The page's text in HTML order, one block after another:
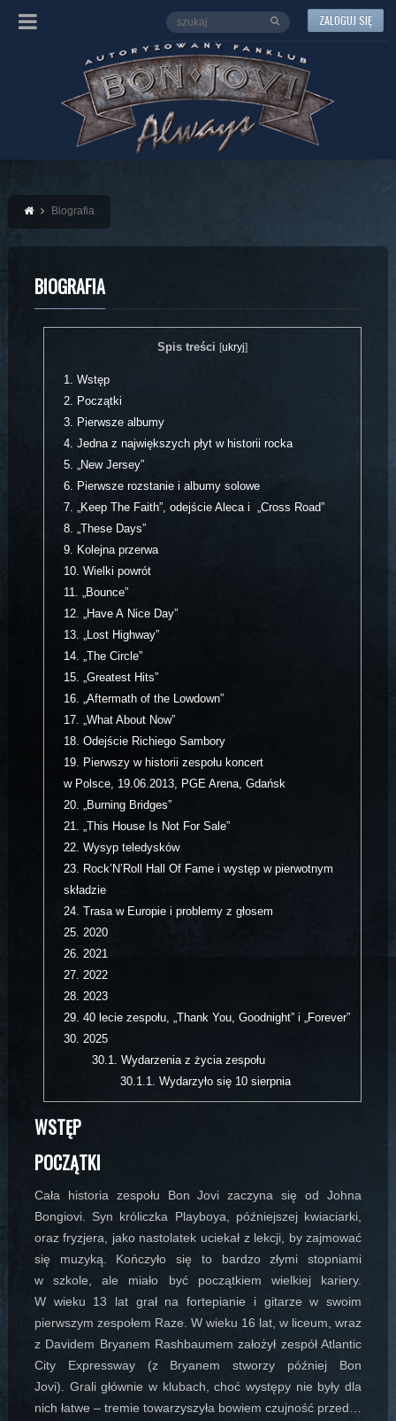
ZALOGUJ SIĘ
Biografia
BIOGRAFIA
Spis treści [ukryj]
1. Wstęp
2. Początki
3. Pierwsze albumy
4. Jedna z największych płyt w historii rocka
5. „New Jersey”
6. Pierwsze rozstanie i albumy solowe
7. „Keep The Faith”, odejście Aleca i „Cross Road”
8. „These Days”
9. Kolejna przerwa
10. Wielki powrót
11. „Bounce”
12. „Have A Nice Day”
13. „Lost Highway”
14. „The Circle”
15. „Greatest Hits”
16. „Aftermath of the Lowdown”
17. „What About Now”
18. Odejście Richiego Sambory
19. Pierwszy w historii zespołu koncert
w Polsce, 19.06.2013, PGE Arena, Gdańsk
20. „Burning Bridges”
21. „This House Is Not For Sale”
22. Wysyp teledysków
23. Rock’N’Roll Hall Of Fame i występ w pierwotnym
składzie
24. Trasa w Europie i problemy z głosem
25. 2020
26. 2021
27. 2022
28. 2023
29. 40 lecie zespołu, „Thank You, Goodnight” i „Forever”
30. 2025
30.1. Wydarzenia z życia zespołu
30.1.1. Wydarzyło się 10 sierpnia
WSTĘP
POCZĄTKI
Cała historia zespołu Bon Jovi zaczyna się od Johna
Bongiovi. Syn króliczka Playboya, późniejszej kwiaciarki,
oraz fryzjera, jako nastolatek uciekał z lekcji, by zajmować
się muzyką. Kończyło się to bardzo złymi stopniami
w szkole, ale miało być początkiem wielkiej kariery.
W wieku 13 lat grał na fortepianie i gitarze w swoim
pierwszym zespołem Raze. W wieku 16 lat, w liceum, wraz
z Davidem Bryanem Rashbaumem założył zespół Atlantic
City Expressway (z Bryanem stworzy później Bon
Jovi). Grali głównie w klubach, choć występy nie były dla
nich łatwe – tremie towarzyszyła bowiem czujność przed…